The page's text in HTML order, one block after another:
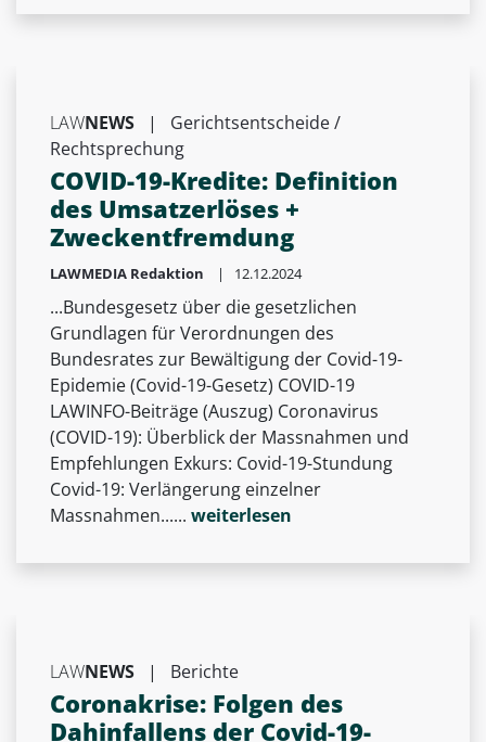
LAWNEWS | Gerichtsentscheide /
Rechtsprechung
COVID-19-Kredite: Definition
des Umsatzerlöses +
Zweckentfremdung
LAWMEDIA Redaktion | 12.12.2024
...Bundesgesetz über die gesetzlichen
Grundlagen für Verordnungen des
Bundesrates zur Bewältigung der Covid-19-
Epidemie (Covid-19-Gesetz) COVID-19
LAWINFO-Beiträge (Auszug) Coronavirus
(COVID-19): Überblick der Massnahmen und
Empfehlungen Exkurs: Covid-19-Stundung
Covid-19: Verlängerung einzelner
Massnahmen...... weiterlesen
LAWNEWS | Berichte
Coronakrise: Folgen des
Dahinfallens der Covid-19-